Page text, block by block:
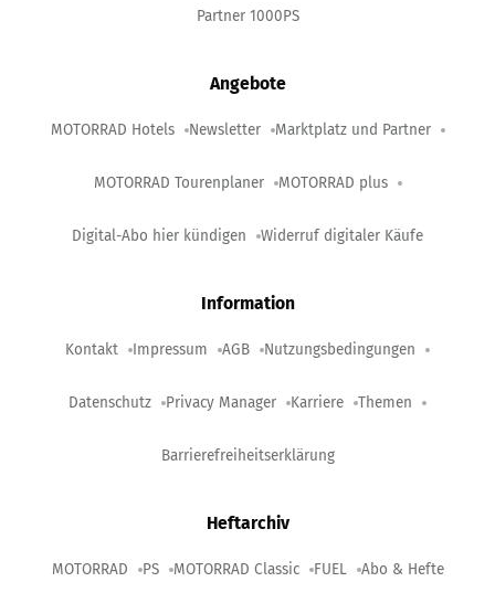
Partner 1000PS
Angebote
MOTORRAD Hotels Newsletter Marktplatz und Partner
MOTORRAD Tourenplaner MOTORRAD plus
Digital-Abo hier kündigen Widerruf digitaler Käufe
Information
Kontakt Impressum AGB Nutzungsbedingungen
Datenschutz Privacy Manager Karriere Themen
Barrierefreiheitserklärung
Heftarchiv
MOTORRAD PS MOTORRAD Classic FUEL Abo & Hefte